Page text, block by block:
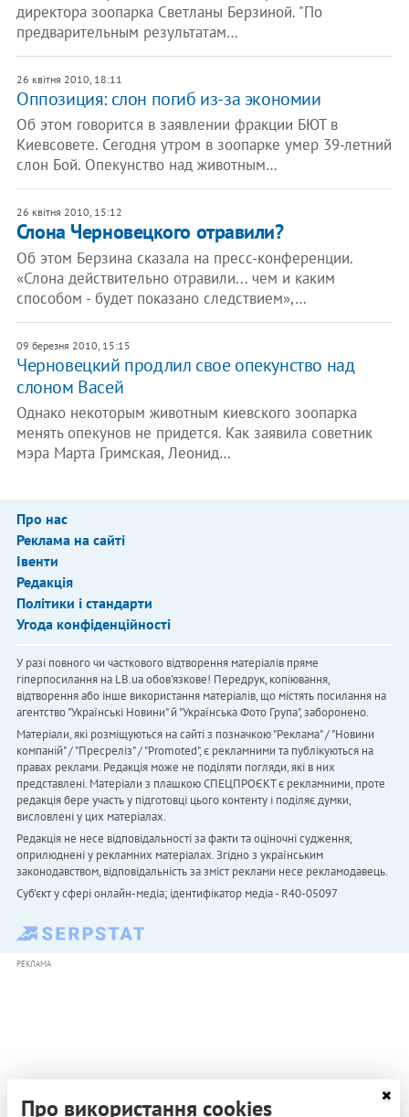
директора зоопарка Светланы Берзиной. "По
предварительным результатам…
26 квітня 2010, 18:11
Оппозиция: слон погиб из-за экономии
Об этом говорится в заявлении фракции БЮТ в
Киевсовете. Сегодня утром в зоопарке умер 39-летний
слон Бой. Опекунство над животным…
26 квітня 2010, 15:12
Слона Черновецкого отравили?
Об этом Берзина сказала на пресс-конференции.
«Слона действительно отравили... чем и каким
способом - будет показано следствием»,…
09 березня 2010, 15:15
Черновецкий продлил свое опекунство над
слоном Васей
Однако некоторым животным киевского зоопарка
менять опекунов не придется. Как заявила советник
мэра Марта Гримская, Леонид…
Про нас
Реклама на сайті
Івенти
Редакція
Політики і стандарти
Угода конфіденційності
У разі повного чи часткового відтворення матеріалів пряме
гіперпосилання на LB.ua обов'язкове! Передрук, копіювання,
відтворення або інше використання матеріалів, що містять посилання на
агентство "Українськi Новини" й "Українська Фото Група", заборонено.
Матеріали, які розміщуються на сайті з позначкою "Реклама" / "Новини
компаній" / "Пресреліз" / "Promoted", є рекламними та публікуються на
правах реклами. Редакція може не поділяти погляди, які в них
представлені. Матеріали з плашкою СПЕЦПРОЄКТ є рекламними, проте
редакція бере участь у підготовці цього контенту і поділяє думки,
висловлені у цих матеріалах.
Редакція не несе відповідальності за факти та оціночні судження,
оприлюднені у рекламних матеріалах. Згідно з українським
законодавством, відповідальність за зміст реклами несе рекламодавець.
Cуб'єкт у сфері онлайн-медіа; ідентифікатор медіа - R40-05097
РЕКЛАМА
Про використання cookies